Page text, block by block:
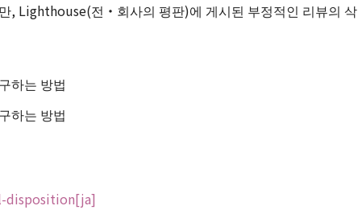
, Lighthouse(전・회사의 평판)에 게시된 부정적인 리뷰의 삭
하는 방법
하는 방법
disposition[ja]